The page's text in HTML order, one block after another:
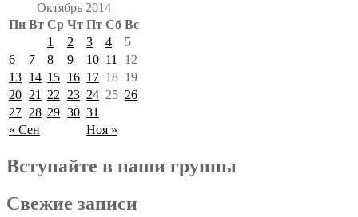
Октябрь 2014
Пн Вт Ср Чт Пт Сб Вс
« Сен Ноя »
1 2 3 4
5
6
7 8 9 10 11
12
13 14 15 16 17 18 19
20 21 22 23 24 25 26
27 28 29 30 31
Вступайте в наши группы
Свежие записи